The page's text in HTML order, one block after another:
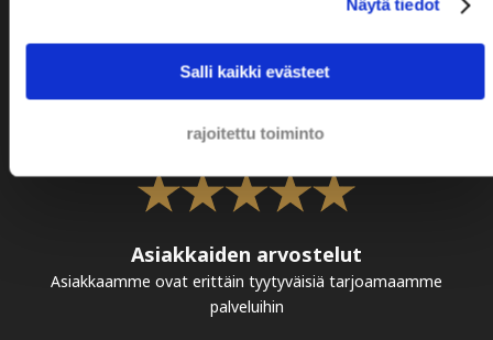
Näytä tiedot
Salli kaikki evästeet
rajoitettu toiminto
Olemme ylpeitä näistä
8,9
Asiakkaiden arvostelut
Asiakkaamme ovat erittäin tyytyväisiä tarjoamaamme
palveluihin